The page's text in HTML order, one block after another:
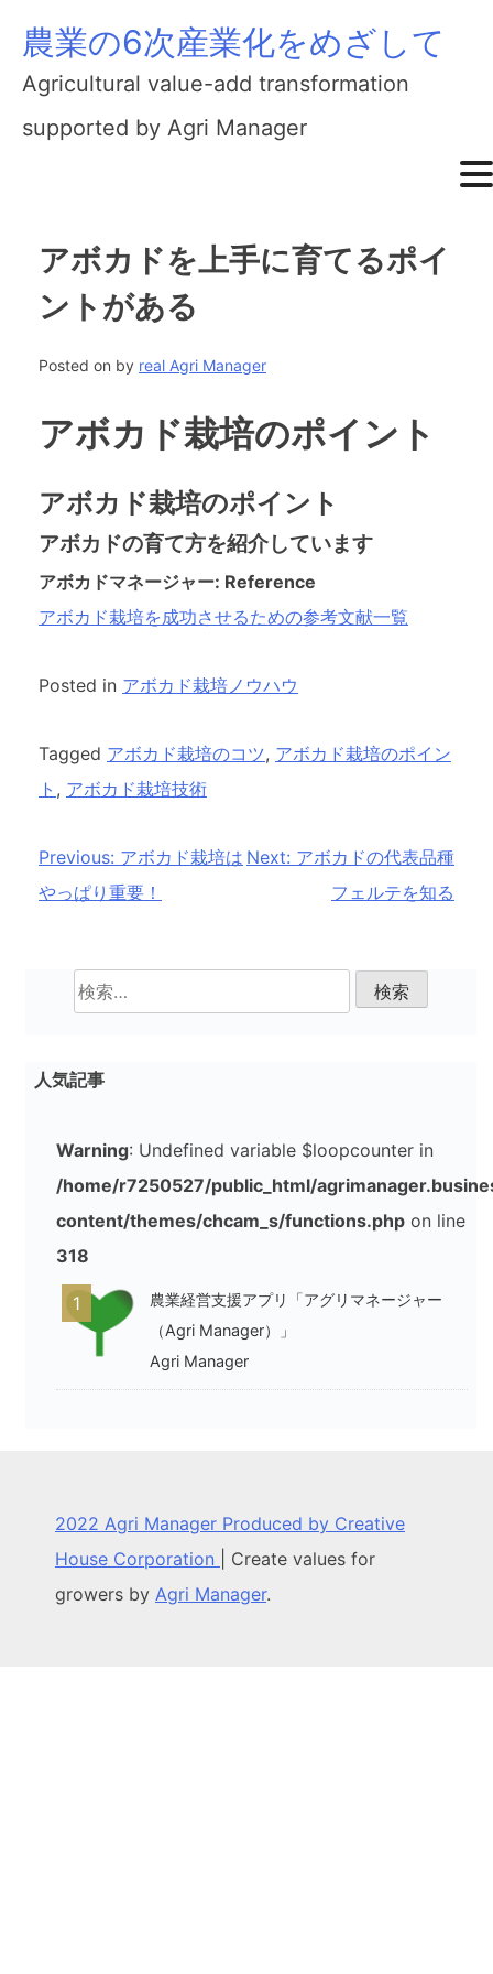
Skip農業の6次産業化をめざして
Agricultural value-add transformation
supported by Agri Manager
アボカドを上手に育てるポイ
ントがある
Posted on by real Agri Manager
アボカド栽培のポイント
アボカド栽培のポイント
アボカドの育て方を紹介しています
アボカドマネージャー: Reference
アボカド栽培を成功させるための参考文献一覧
Posted in アボカド栽培ノウハウ
Tagged アボカド栽培のコツ, アボカド栽培のポイン
ト , アボカド栽培技術
投
稿
シ
ョ
ン
Previous: アボカド栽培は
やっぱり重要！
Next: アボカドの代表品種
フェルテを知る
検
索:
人気記事
Warning: Undefined variable $loopcounter in
/home/r7250527/public_html/
content/themes/chcam_s/functions.php on line
318
1
農業経営支援アプリ「アグリマネージャー
（Agri Manager）」
Agri Manager
2022 Agri Manager Produced by Creative
House Corporation
Create values for
growers by Agri Manager.